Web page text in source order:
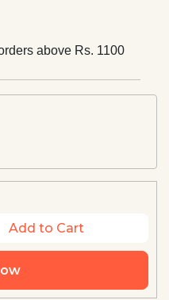
above Rs. 1100
Add to Cart